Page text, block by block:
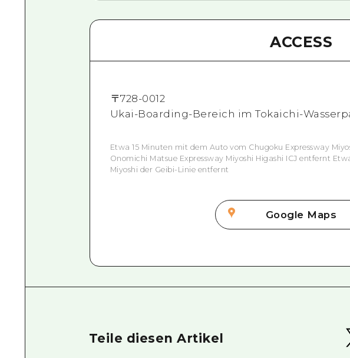
ACCESS
〒728-0012
Ukai-Boarding-Bereich im Tokaichi-
Etwa 15 Minuten mit dem Auto vom Chugoku Expressway
Onomichi Matsue Expressway Miyoshi Higashi ICJ entfernt
Miyoshi der Geibi-Linie entfernt
Google Maps
Teile diesen Artikel